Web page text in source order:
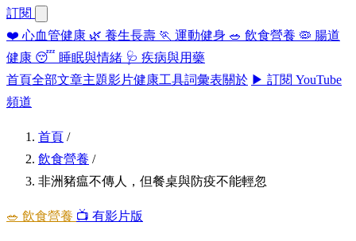
訂閱
❤️ 心血管健康 🌿 養生長壽 🏃 運動健身 🥗 飲食營養 🦠 腸道
健康 😴 睡眠與情緒 🩺 疾病與用藥
首頁全部文章主題影片健康工具詞彙表關於 ▶ 訂閱 YouTube
頻道
首頁 /
飲食營養 /
非洲豬瘟不傳人，但餐桌與防疫不能輕忽
🥗 飲食營養 📺 有影片版